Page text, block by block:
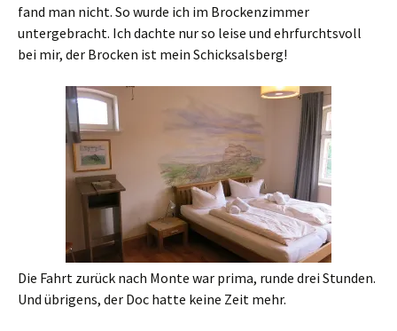
fand man nicht. So wurde ich im Brockenzimmer
untergebracht. Ich dachte nur so leise und ehrfurchtsvoll
bei mir, der Brocken ist mein Schicksalsberg!
Die Fahrt zurück nach Monte war prima, runde drei Stunden.
Und übrigens, der Doc hatte keine Zeit mehr.